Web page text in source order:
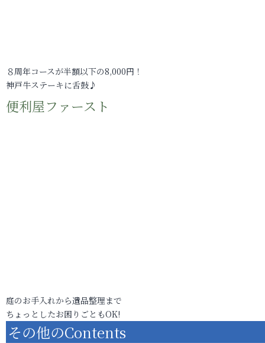
８周年コースが半額以下の8,000円！
神戸牛ステーキに舌鼓♪
便利屋ファースト
庭のお手入れから遺品整理まで
ちょっとしたお困りごともOK!
その他のContents